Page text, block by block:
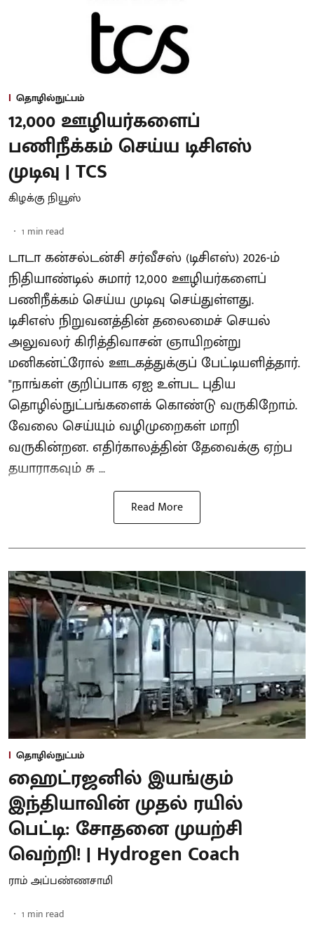
தொழில்நுட்பம்
12,000 ஊழியர்களைப்
பணிநீக்கம் செய்ய டிசிஎஸ்
முடிவு | TCS
கிழக்கு நியூஸ்
1 min read
டாடா கன்சல்டன்சி சர்வீசஸ் (டிசிஎஸ்) 2026-ம்
நிதியாண்டில் சுமார் 12,000 ஊழியர்களைப்
பணிநீக்கம் செய்ய முடிவு செய்துள்ளது.
டிசிஎஸ் நிறுவனத்தின் தலைமைச் செயல்
அலுவலர் கிரித்திவாசன் ஞாயிறன்று
மனிகன்ட்ரோல் ஊடகத்துக்குப் பேட்டியளித்தார்.
"நாங்கள் குறிப்பாக ஏஐ உள்பட புதிய
தொழில்நுட்பங்களைக் கொண்டு வருகிறோம்.
வேலை செய்யும் வழிமுறைகள் மாறி
வருகின்றன. எதிர்காலத்தின் தேவைக்கு ஏற்ப
தயாராகவும் சு ...
Read More
தொழில்நுட்பம்
ஹைட்ரஜனில் இயங்கும்
இந்தியாவின் முதல் ரயில்
பெட்டி: சோதனை முயற்சி
வெற்றி! | Hydrogen Coach
ராம் அப்பண்ணசாமி
1 min read